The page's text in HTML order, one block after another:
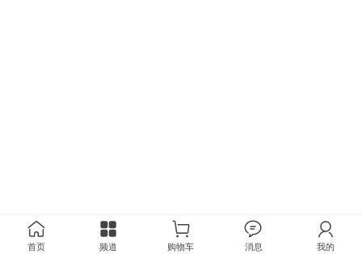
首页 频道 购物车 消息 我的